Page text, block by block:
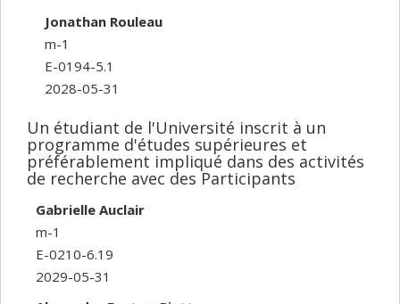
Jonathan Rouleau
m-1
E-0194-5.1
2028-05-31
Un étudiant de l'Université inscrit à un
programme d'études supérieures et
préférablement impliqué dans des activités
de recherche avec des Participants
Gabrielle Auclair
m-1
E-0210-6.19
2029-05-31